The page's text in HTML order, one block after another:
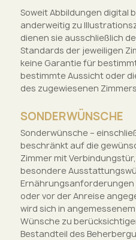
Soweit Abbildungen digital
anderweitig zu
dienen sie ausschließlich
Standards der jeweiligen
keine Garantie für
bestimmte Aussicht oder
des zugewiesenen
SONDERWÜNSCHE
Sonderwünsche –
beschränkt auf die
Zimmer mit
besondere
Ernährungsanforderungen
oder vor der Anreise
wird sich in
Wünsche zu
Bestandteil des